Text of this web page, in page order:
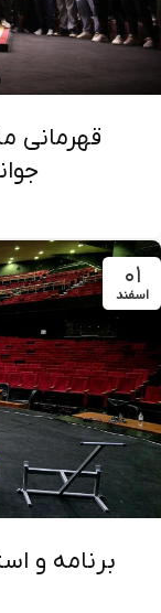
قهرمانی
۰۱
اسفند
برنامه و